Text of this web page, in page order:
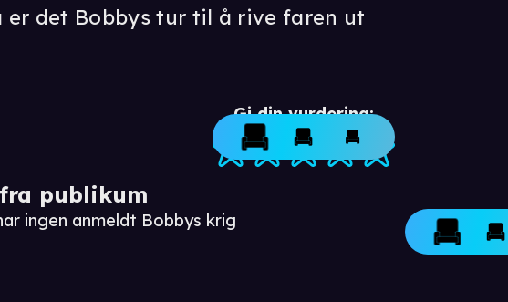
Gi din vurdering:
publikum
ingen anmeldt Bobbys krig
er det Bobbys tur til å rive faren ut